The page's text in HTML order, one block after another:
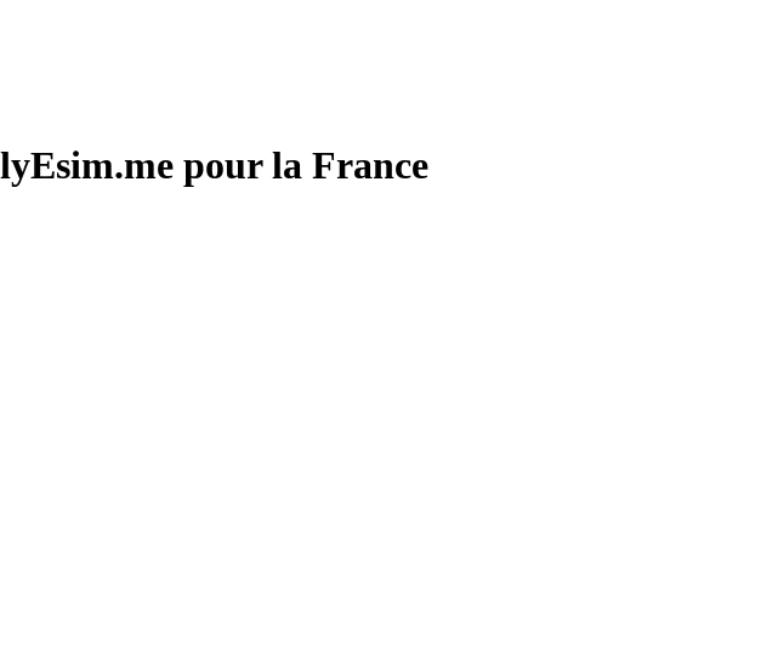
pour la France